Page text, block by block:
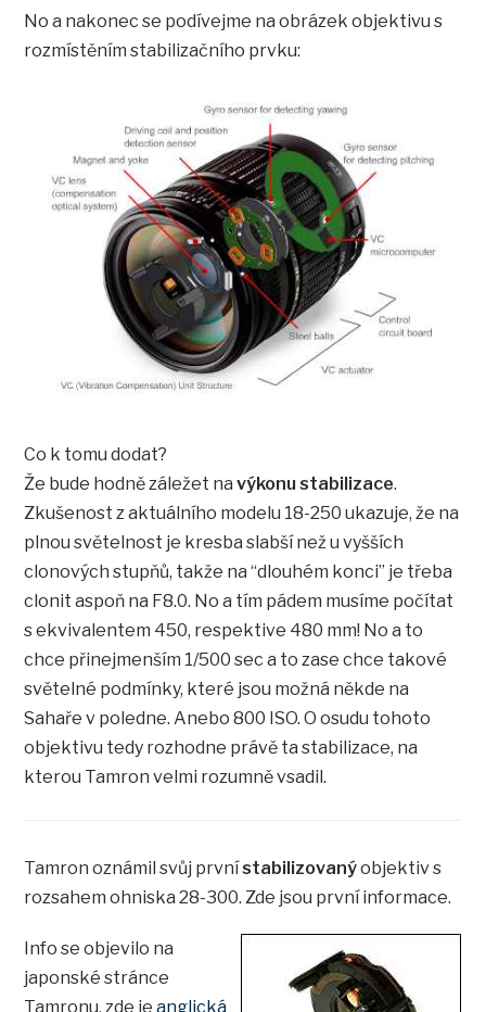
No a nakonec se podívejme na obrázek objektivu s
rozmístěním stabilizačního prvku:
Co k tomu dodat?
Že bude hodně záležet navýkonu stabilizace.
Zkušenost z aktuálního modelu 18-250 ukazuje, že na
plnou světelnost je kresba slabší než u vyšších
clonových stupňů, takže na “dlouhém konci” je třeba
clonit aspoň na F8.0. No a tím pádem musíme počítat
s ekvivalentem 450, respektive 480 mm! No a to
chce přinejmenším 1/500 sec a to zase chce takové
světelné podmínky, které jsou možná někde na
Sahaře v poledne. Anebo 800 ISO. O osudu tohoto
objektivu tedy rozhodne právě ta stabilizace, na
kterou Tamron velmi rozumně vsadil.
Tamron oznámil svůj prvnístabilizovanýobjektiv s
rozsahem ohniska 28-300. Zde jsou první informace.
Info se objevilo na
japonské stránce
Tamronu, zde jeanglická